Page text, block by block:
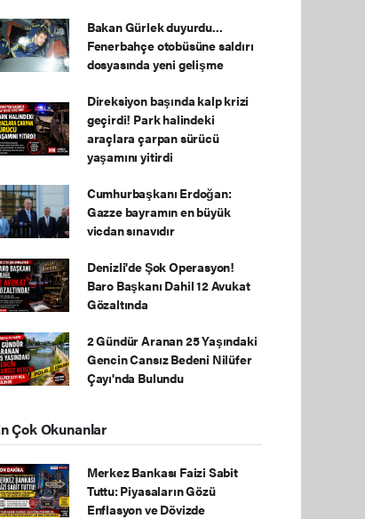
Bakan Gürlek duyurdu...
Fenerbahçe otobüsüne saldırı
dosyasında yeni gelişme
Direksiyon başında kalp krizi
geçirdi! Park halindeki
araçlara çarpan sürücü
yaşamını yitirdi
Cumhurbaşkanı Erdoğan:
Gazze bayramın en büyük
vicdan sınavıdır
Denizli'de Şok Operasyon!
Baro Başkanı Dahil 12 Avukat
Gözaltında
2 Gündür Aranan 25 Yaşındaki
Gencin Cansız Bedeni Nilüfer
Çayı'nda Bulundu
Çok Okunanlar
Merkez Bankası Faizi Sabit
Tuttu: Piyasaların Gözü
Enflasyon ve Dövizde